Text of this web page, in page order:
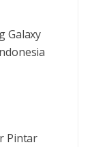
Galaxy
Pintar